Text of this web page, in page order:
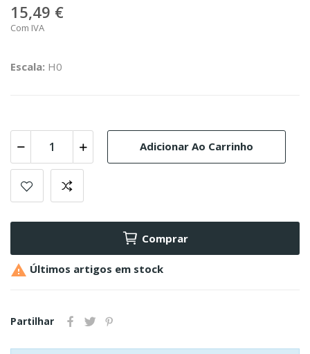
15,49 €
Com IVA
Escala: H0
Adicionar Ao Carrinho
Comprar
 Últimos artigos em stock
Partilhar